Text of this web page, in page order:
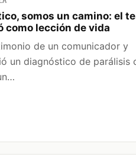
somos un camino: el
como lección de vida
de un comunicador y
un diagnóstico de parálisis